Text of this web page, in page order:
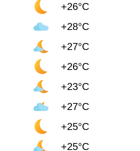
+26°C
+28°C
+27°C
+26°C
+23°C
+27°C
+25°C
+25°C